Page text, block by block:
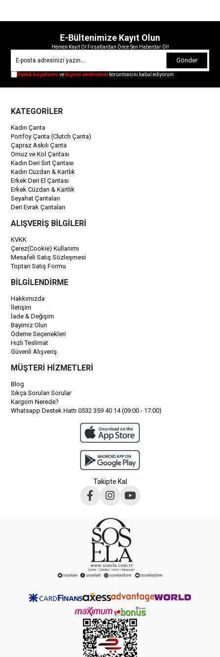
E-Bültenimize Kayıt Olun
Hemen Kayıt Ol Fırsatlardan Önce Sen Haberdar Ol!
Gönder
Üyelik koşullarınıve kişisel verilerimin korunmasını kabul ediyorum.
KATEGORİLER
Kadın Çanta
Portföy Çanta (Clutch Çanta)
Çapraz Askılı Çanta
Omuz ve Kol Çantası
Kadın Deri Sırt Çantası
Kadın Cüzdan & Kartlık
Erkek Deri El Çantası
Erkek Cüzdan & Kartlık
Seyahat Çantaları
Deri Evrak Çantaları
ALIŞVERİŞ BİLGİLERİ
KVKK
Çerez(Cookie) Kullanımı
Mesafeli Satış Sözleşmesi
Toptan Satış Formu
BİLGİLENDİRME
Hakkımızda
İletişim
İade & Değişim
Bayimiz Olun
Ödeme Seçenekleri
Hızlı Teslimat
Güvenli Alışveriş
MÜŞTERİ HİZMETLERİ
Blog
Sıkça Sorulan Sorular
Kargom Nerede?
Whatsapp Destek Hattı 0532 359 40 14 (09:00 - 17:00)
Takipte Kal